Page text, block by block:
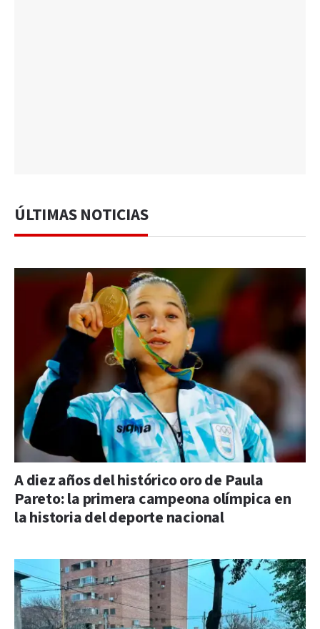
ÚLTIMAS NOTICIAS
A diez años del histórico oro de Paula
Pareto: la primera campeona olímpica en
la historia del deporte nacional